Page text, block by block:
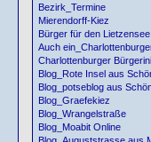
Bezirk_Termine
Mierendorff-Kiez
Bürger für den Lietzensee
Auch
Charlottenburger
Blog_Rote Insel aus
Blog_potseblog aus
Blog_Graefekiez
Blog_Wrangelstraße
Blog_Moabit Online